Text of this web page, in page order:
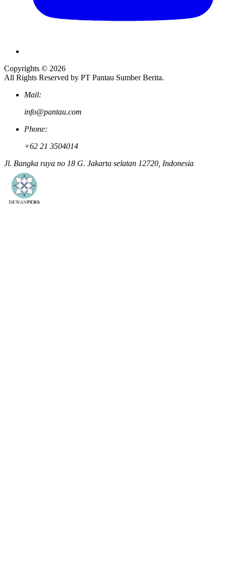
Copyrights © 2026
All Rights Reserved by PT Pantau Sumber Berita.
Mail:
info@pantau.com
Phone:
+62 21 3504014
Jl. Bangka raya no 18 G. Jakarta selatan 12720, Indonesia